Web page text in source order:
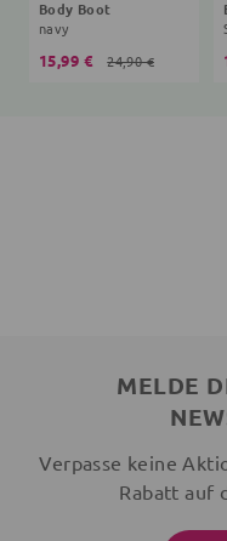
Body Boot
navy
15,99 € 24,90 €
MELDE
Verpasse keine
Rabatt auf